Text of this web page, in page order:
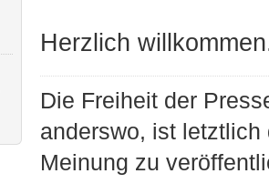
Herzlich
Die Freiheit der
anderswo, ist
Meinung zu